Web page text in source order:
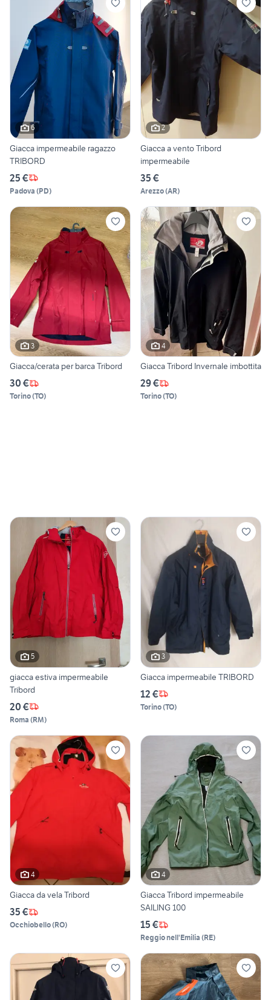
6
Giacca impermeabile ragazzo
TRIBORD
25 €
Padova (PD)
2
Giacca a vento Tribord
impermeabile
35 €
Arezzo(AR)
3
Giacca/cerata per barca Tribord
30 €
Torino(TO)
4
Giacca Tribord Invernale imbottita
29 €
Torino(TO)
5
giacca estiva impermeabile
Tribord
20 €
Roma (RM)
3
Giacca impermeabile TRIBORD
12 €
Torino(TO)
4
Giacca da vela Tribord
35 €
Occhiobello(RO)
4
Giacca Tribord impermeabile
SAILING 100
15 €
Reggio nell'Emilia (RE)